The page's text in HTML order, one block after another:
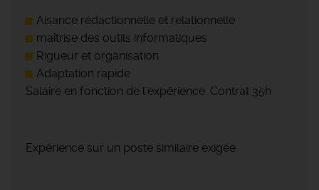
Aisance rédactionnelle et relationnelle
maîtrise des outils informatiques
Rigueur et organisation
Adaptation rapide
Salaire en fonction de l'expérience. Contrat 35h
Expérience sur un poste similaire exigée